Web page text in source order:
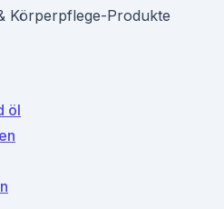
Körperpflege-Produkte
öl